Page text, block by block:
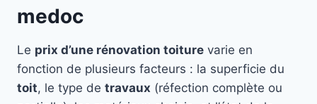
medoc
Le prix d’une rénovation toiture varie en
fonction de plusieurs facteurs : la superficie du
toit, le type de travaux (réfection complète ou